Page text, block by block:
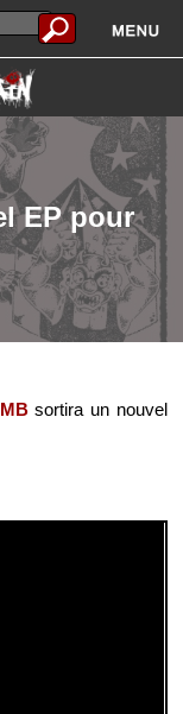
EP pour
sortira un nouvel